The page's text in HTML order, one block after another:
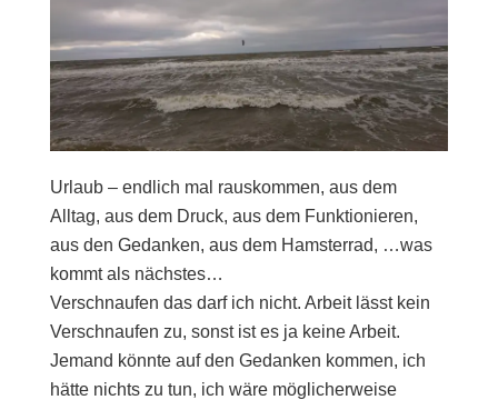
Urlaub – endlich mal rauskommen, aus dem
Alltag, aus dem Druck, aus dem Funktionieren,
aus den Gedanken, aus dem Hamsterrad, …was
kommt als nächstes…
Verschnaufen das darf ich nicht. Arbeit lässt kein
Verschnaufen zu, sonst ist es ja keine Arbeit.
Jemand könnte auf den Gedanken kommen, ich
hätte nichts zu tun, ich wäre möglicherweise